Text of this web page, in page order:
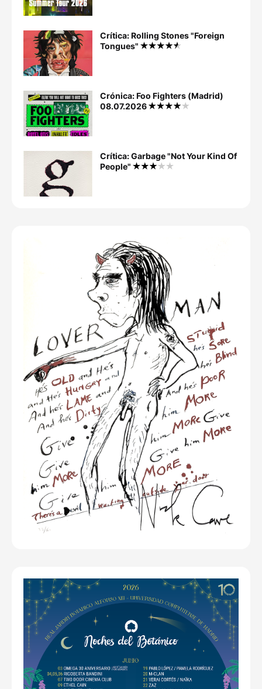
Crítica: Rolling Stones "Foreign
Tongues"
Crónica: Foo Fighters (Madrid)
08.07.2026
Crítica: Garbage "Not Your Kind Of
People"